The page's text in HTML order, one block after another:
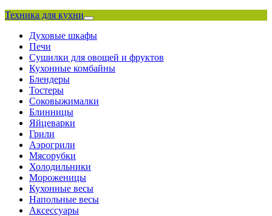
Техника для кухни
Духовые шкафы
Печи
Сушилки для овощей и фруктов
Кухонные комбайны
Блендеры
Тостеры
Соковыжималки
Блинницы
Яйцеварки
Грили
Аэрогрили
Мясорубки
Холодильники
Мороженицы
Кухонные весы
Напольные весы
Аксессуары